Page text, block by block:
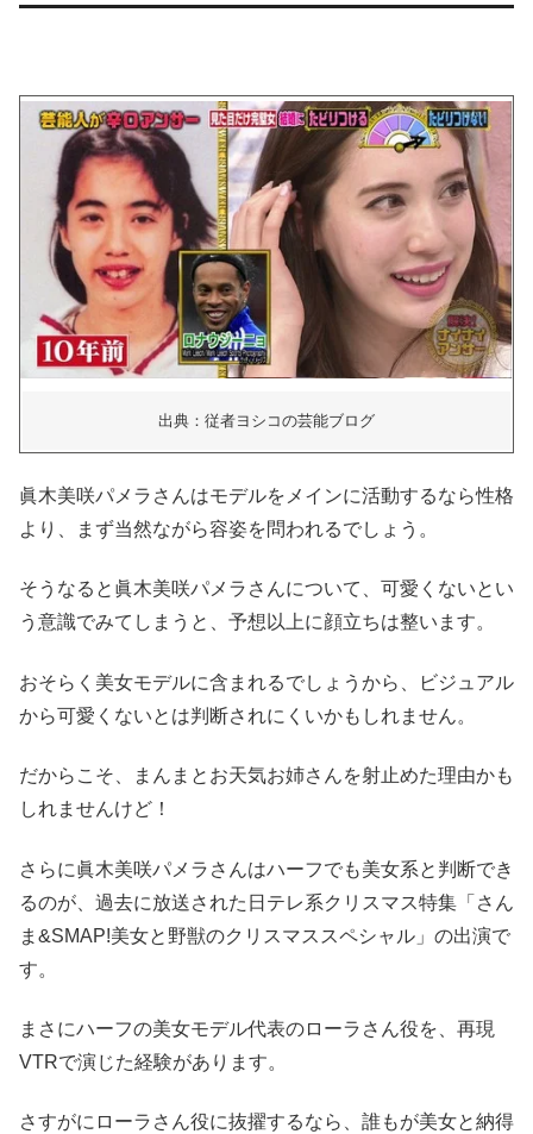
出典：従者ヨシコの芸能ブログ
眞木美咲パメラさんはモデルをメインに活動するなら性格
より、まず当然ながら容姿を問われるでしょう。
そうなると眞木美咲パメラさんについて、可愛くないとい
う意識でみてしまうと、予想以上に顔立ちは整います。
おそらく美女モデルに含まれるでしょうから、ビジュアル
から可愛くないとは判断されにくいかもしれません。
だからこそ、まんまとお天気お姉さんを射止めた理由かも
しれませんけど！
さらに眞木美咲パメラさんはハーフでも美女系と判断でき
るのが、過去に放送された日テレ系クリスマス特集「さん
ま&SMAP!美女と野獣のクリスマススペシャル」の出演で
す。
まさにハーフの美女モデル代表のローラさん役を、再現
VTRで演じた経験があります。
さすがにローラさん役に抜擢するなら、誰もが美女と納得